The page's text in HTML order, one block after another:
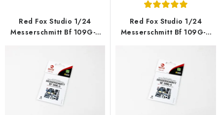
Red Fox Studio 1/24
Messerschmitt Bf 109G-5
Red Fox Studio 1/24
Messerschmitt Bf 109G-6